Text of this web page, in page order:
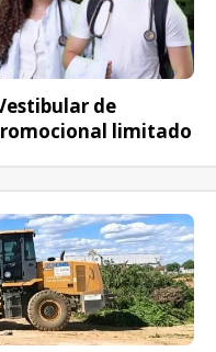
de
limitado